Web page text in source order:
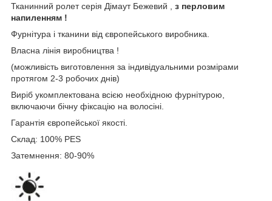
Тканинний ролет серія Дімаут Бежевий , з перловим
напиленням !
Фурнітура і тканини від європейського виробника.
Власна лінія виробництва !
(можливість виготовлення за індивідуальними розмірами
протягом 2-3 робочих днів)
Виріб укомплектована всією необхідною фурнітурою,
включаючи бічну фіксацію на волосіні.
Гарантія європейської якості.
Склад: 100% PES
Затемнення: 80-90%